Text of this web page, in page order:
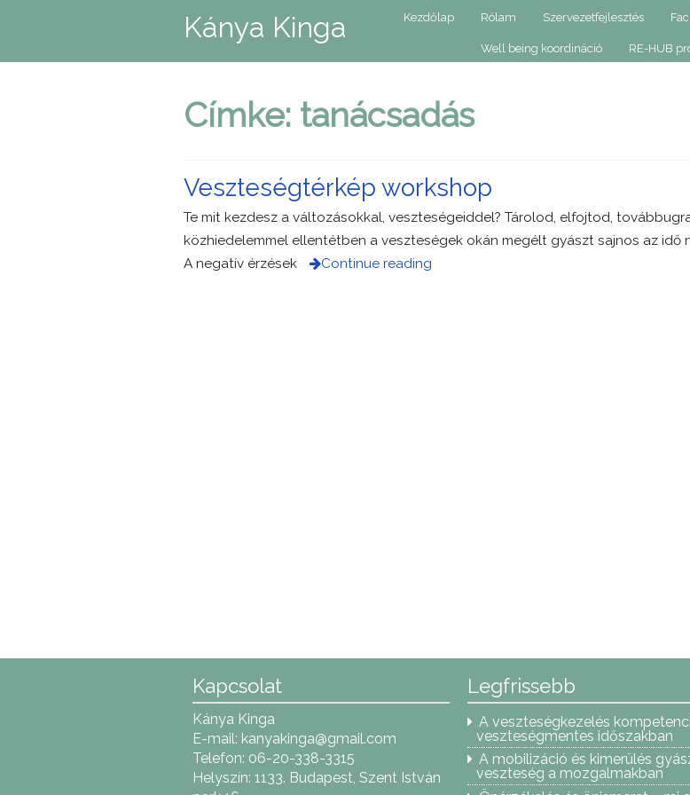
Kánya Kinga Kezdőlap Rólam Szervezetfejlesztés
Well being koordináció RE-HUB
Címke: tanácsadás
Veszteségtérkép workshop
Te mit kezdesz a változásokkal, veszteségeiddel? Tárolod, elfojtod,
közhiedelemmel ellentétben a veszteségek okán megélt gyászt sajnos az idő
A negatív érzések
Continue reading
Kapcsolat
Kánya Kinga
E-mail: kanyakinga@gmail.com
Telefon: 06-20-338-3315
Helyszín: 1133. Budapest, Szent István
Legfrissebb
A veszteségkezelés
veszteségmentes időszakban
A mobilizáció és kimerülés
veszteség a mozgalmakban